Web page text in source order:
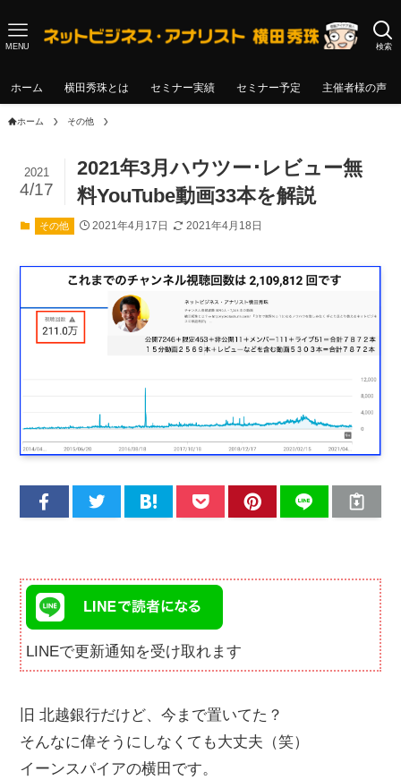
検索
MENU
ホーム 横田秀珠とは セミナー実績 セミナー予定 主催者様の声
ホーム その他
2021年3月ハウツー･レビュー無
料YouTube動画33本を解説
2021
4/17
その他 2021年4月17日 2021年4月18日
LINEで更新通知を受け取れます
旧 北越銀行だけど、今まで置いてた？
そんなに偉そうにしなくても大丈夫（笑）
イーンスパイアの横田です。